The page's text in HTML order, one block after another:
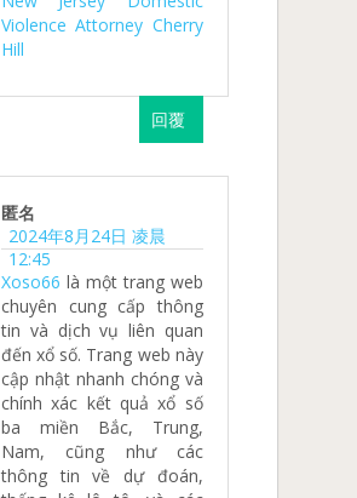
Violence Attorney Cherry
Hill
回覆
匿名
2024年8月24日 凌晨
12:45
Xoso66 là một trang web
chuyên cung cấp thông
tin và dịch vụ liên quan
đến xổ số. Trang web này
cập nhật nhanh chóng và
chính xác kết quả xổ số
ba miền Bắc, Trung,
Nam, cũng như các
thông tin về dự đoán,